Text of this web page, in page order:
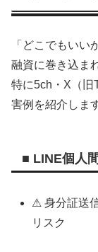
「どこでもい
融資に巻き込ま
特に5ch・X（旧
害例を紹介しま
■ LINE個人
⚠ 身分証送
リスク